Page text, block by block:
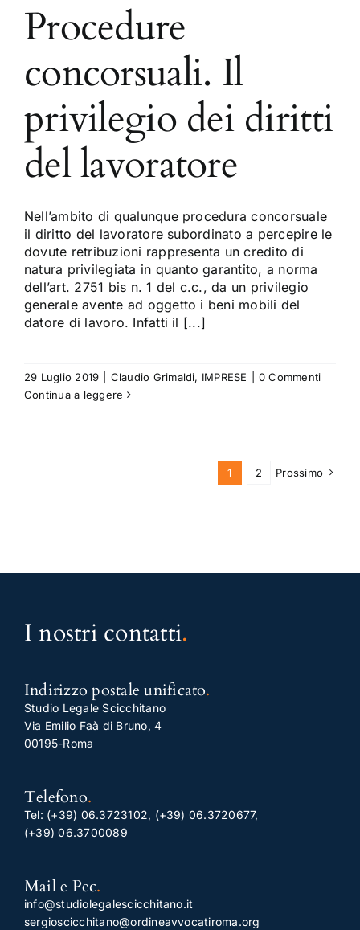
Procedure
concorsuali. Il
privilegio dei diritti
del lavoratore
Nell’ambito di qualunque procedura concorsuale
il diritto del lavoratore subordinato a percepire le
dovute retribuzioni rappresenta un credito di
natura privilegiata in quanto garantito, a norma
dell’art. 2751 bis n. 1 del c.c., da un privilegio
generale avente ad oggetto i beni mobili del
datore di lavoro. Infatti il [...]
29 Luglio 2019 Claudio Grimaldi, IMPRESE
0 Commenti
Continua a leggere
1 2 Prossimo
I nostri contatti.
Indirizzo postale unificato.
Studio Legale Scicchitano
Via Emilio Faà di Bruno, 4
00195-Roma
Telefono.
Tel: (+39) 06.3723102, (+39) 06.3720677,
(+39) 06.3700089
Mail e Pec.
info@studiolegalescicchitano.it
sergioscicchitano@ordineavvocatiroma.org